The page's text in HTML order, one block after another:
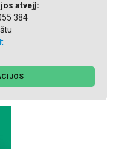
atvejį:
384